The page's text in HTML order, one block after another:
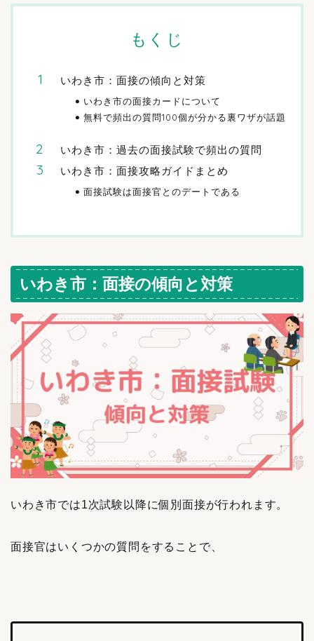
もくじ
いわき市：面接の傾向と対策
いわき市の面接カードについて
無料で頻出の質問100個が分かる裏ワザが話題
いわき市：過去の面接試験で頻出の質問
いわき市：面接攻略ガイドまとめ
面接試験は面接官とのデートである
いわき市：面接の傾向と対策
いわき市では1次試験以降に個別面接が行われます。
面接官はいくつかの質問をすることで、